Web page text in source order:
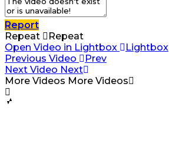
Report
Repeat
Repeat
Open Video in Lightbox
Lightbox
Previous Video
Prev
Next Video Next
More Videos More Videos